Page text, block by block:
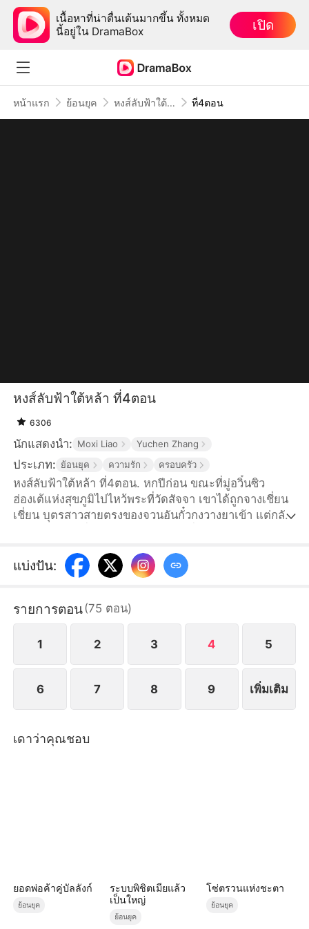
เนื้อหาที่น่าตื่นเต้นมากขึ้น ทั้งหมด
นี้อยู่ใน DramaBox
เปิด
หน้าแรก ย้อนยุค หงส์ลับฟ้าใต้หล้า ที่4ตอน
หงส์ลับฟ้าใต้หล้า ที่4ตอน
6306
นักแสดงนำ: Moxi Liao Yuchen Zhang
ประเภท: ย้อนยุค ความรัก ครอบครัว
หงส์ลับฟ้าใต้หล้า ที่4ตอน. หกปีก่อน ขณะที่มู่อวิ๋นซิว
ฮ่องเต้แห่งสุขภูมิไปไหว้พระที่วัดสัจจา เขาได้ถูกจางเชี่ยน
เชี่ยน บุตรสาวสายตรงของจวนอันกั๋วกงวางยาเข้า แต่กลับ
ซิว มู่อวิ๋นซิวนึกว่านั่นเป็นเพียงความฝัน แต่แล้ววันหนึ่งก็มี
เด็กน้อยผู้หนึ่งปรากฏตัวขึ้นต่อหน้าเขา ปานประจำตัว
แน่ใจแล้วว่าเหตุการณ์ที่เกิดขึ้นเมื่อหกปีก่อนคือเรื่องจริง...
แบ่งปัน:
รายการตอน(75 ตอน)
1 2 3 4 5
6 7 8 9 เพิ่มเติม
เดาว่าคุณชอบ
ยอดพ่อค้าคู่บัลลังก์
ย้อนยุค
ระบบพิชิตเมียแล้ว
เป็นใหญ่
ย้อนยุค
โซ่ตรวนแห่งชะตา
ย้อนยุค